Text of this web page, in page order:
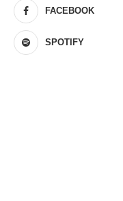
FACEBOOK
SPOTIFY